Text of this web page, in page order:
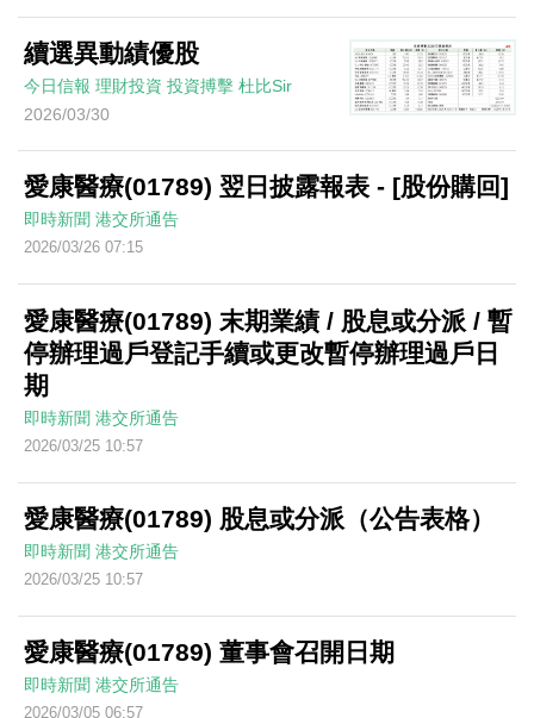
續選異動績優股
今日信報 理財投資 投資搏擊 杜比Sir
2026/03/30
愛康醫療(01789) 翌日披露報表 - [股份購回]
即時新聞 港交所通告
2026/03/26 07:15
愛康醫療(01789) 末期業績 / 股息或分派 / 暫
停辦理過戶登記手續或更改暫停辦理過戶日
期
即時新聞 港交所通告
2026/03/25 10:57
愛康醫療(01789) 股息或分派（公告表格）
即時新聞 港交所通告
2026/03/25 10:57
愛康醫療(01789) 董事會召開日期
即時新聞 港交所通告
2026/03/05 06:57